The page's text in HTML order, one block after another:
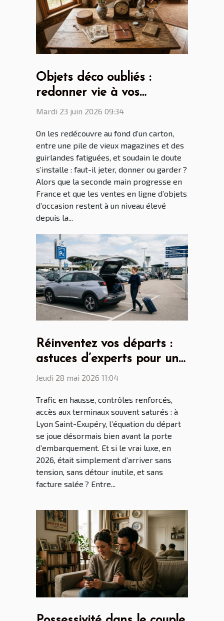
Objets déco oubliés :
redonner vie à vos
trouvailles du grenier
Mardi 23 juin 2026 09:34
On les redécouvre au fond d’un carton,
entre une pile de vieux magazines et des
guirlandes fatiguées, et soudain le doute
s’installe : faut-il jeter, donner ou garder ?
Alors que la seconde main progresse en
France et que les ventes en ligne d’objets
d’occasion restent à un niveau élevé
depuis la...
Réinventez vos départs :
astuces d’experts pour un
parking aéroport lyon saint
Jeudi 28 mai 2026 11:04
Trafic en hausse, contrôles renforcés,
accès aux terminaux souvent saturés : à
Lyon Saint-Exupéry, l’équation du départ
se joue désormais bien avant la porte
d’embarquement. Et si le vrai luxe, en
2026, était simplement d’arriver sans
tension, sans détour inutile, et sans
facture salée ? Entre...